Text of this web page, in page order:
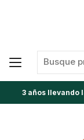
3 años llevando